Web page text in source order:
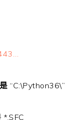
“C:\Python36\”
*.SFC